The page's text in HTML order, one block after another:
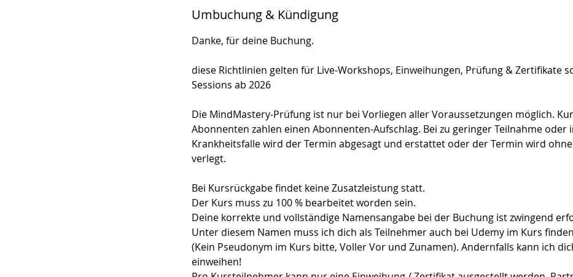
Umbuchung & Kündigung
Danke, für deine Buchung.
diese Richtlinien gelten für Live-Workshops, Einweihungen, Prüfung & Zertifikate
Sessions ab 2026
Die MindMastery-Prüfung ist nur bei Vorliegen aller Voraussetzungen möglich.
Abonnenten zahlen einen Abonnenten-Aufschlag. Bei zu geringer Teilnahme oder
Krankheitsfalle wird der Termin abgesagt und erstattet oder der Termin wird
verlegt.
Bei Kursrückgabe findet keine Zusatzleistung statt.
Der Kurs muss zu 100 % bearbeitet worden sein.
Deine korrekte und vollständige Namensangabe bei der Buchung ist zwingend
Unter diesem Namen muss ich dich als Teilnehmer auch bei Udemy im Kurs
(Kein Pseudonym im Kurs bitte, Voller Vor und Zunamen). Andernfalls kann ich
einweihen!